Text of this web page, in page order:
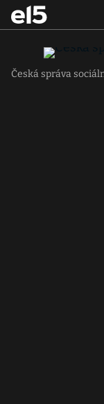
Česká správa